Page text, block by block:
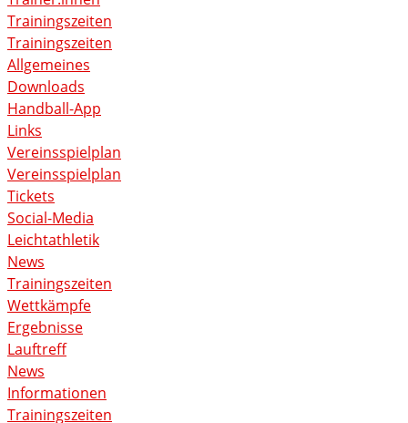
Trainingszeiten
Trainingszeiten
Allgemeines
Downloads
Handball-App
Links
Vereinsspielplan
Vereinsspielplan
Tickets
Social-Media
Leichtathletik
News
Trainingszeiten
Wettkämpfe
Ergebnisse
Lauftreff
News
Informationen
Trainingszeiten